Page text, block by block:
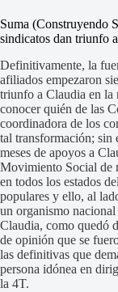
Suma (Construyendo
sindicatos dan triunfo
Definitivamente, la
afiliados empezaron
triunfo a Claudia en la
conocer quién de las
coordinadora de los
tal transformación; sin
meses de apoyos a
Movimiento Social de
en todos los estados
populares y ello, al
un organismo
Claudia, como quedó
de opinión que se
las definitivas que
persona idónea en
la 4T.